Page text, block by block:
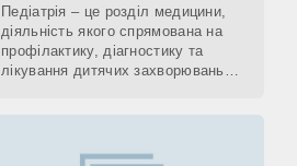
Педіатрія – це розділ медицини,
діяльність якого спрямована на
профілактику, діагностику та
лікування дитячих захворювань, а